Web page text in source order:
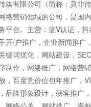
媒有限公司（简称：莫非
络营销领域的公司，是国
平台。主营：蓝V认证，
开/户推广，企业新闻推广
键词优化，网站建设，
制作，网络推广，网络营
，百度竞价位包年推广，
品牌形象设计，获客推广